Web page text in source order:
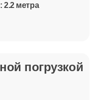
2.2 метра
погрузкой